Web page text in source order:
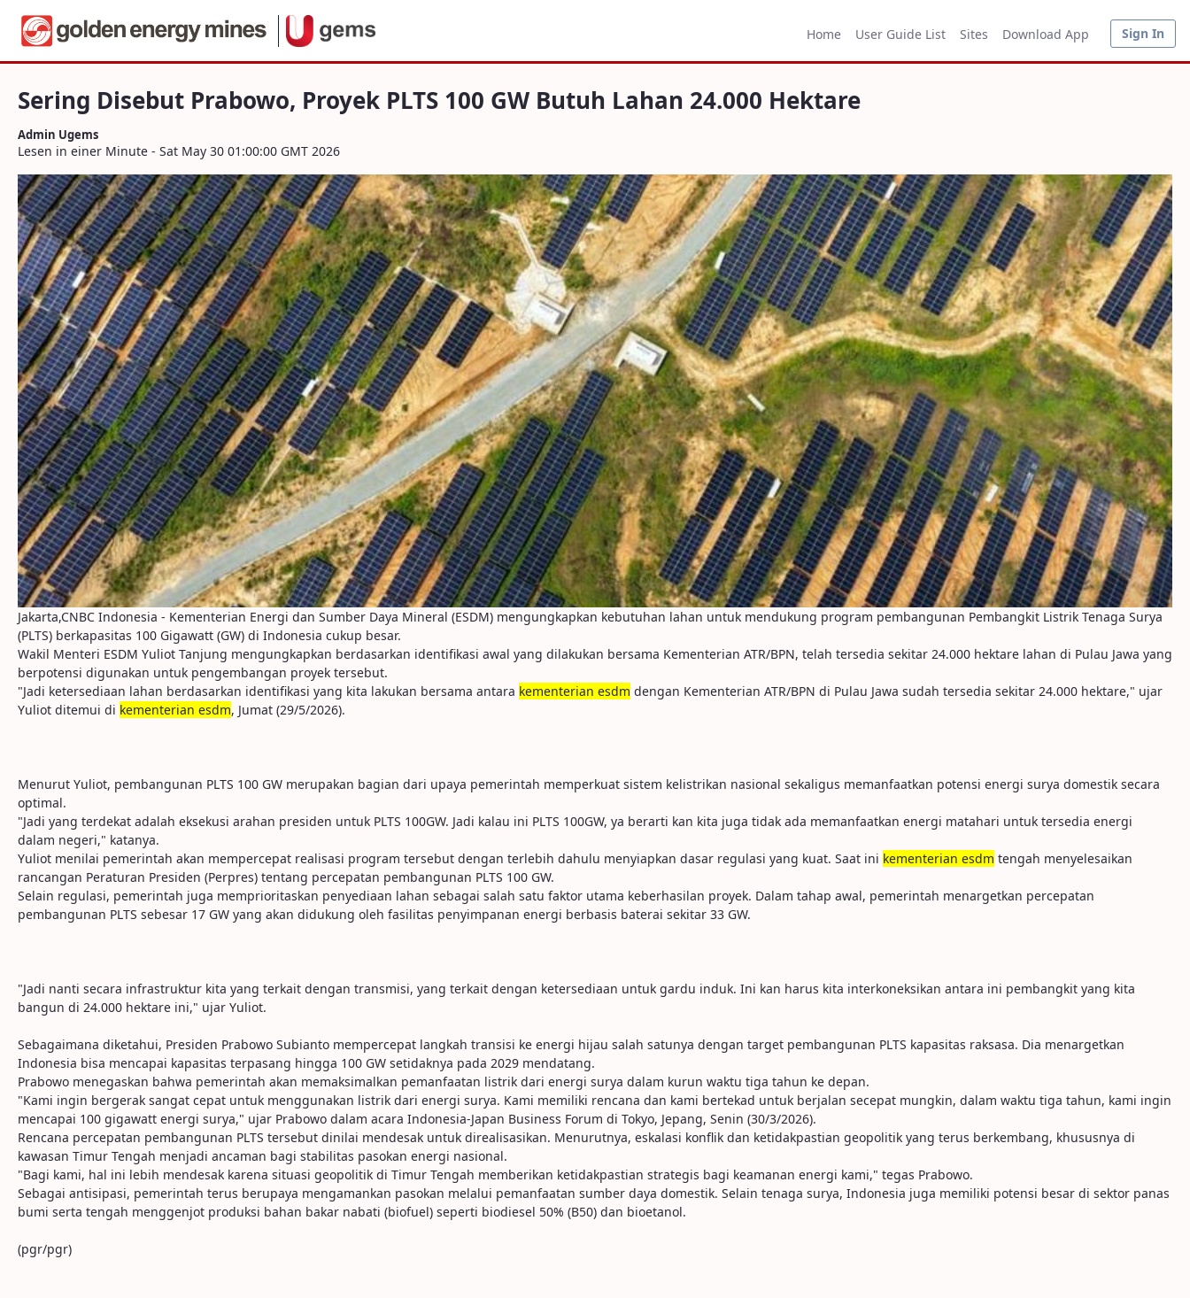
Navigation
Zum Inhalt springen
Sering Disebut Prabowo, Proyek PLTS 100 GW Butuh Lahan 24.000 Hektare
Home User Guide List Sites Download App Sign In
Sering Disebut Prabowo, Proyek PLTS 100 GW Butuh Lahan 24.000 Hektare
Admin Ugems
Lesen in einer Minute - Sat May 30 01:00:00 GMT 2026
Jakarta,CNBC Indonesia - Kementerian Energi dan Sumber Daya Mineral (ESDM) mengungkapkan kebutuhan lahan untuk mendukung program pembangunan Pembangkit Listrik Tenaga Surya
(PLTS) berkapasitas 100 Gigawatt (GW) di Indonesia cukup besar.
Wakil Menteri ESDM Yuliot Tanjung mengungkapkan berdasarkan identifikasi awal yang dilakukan bersama Kementerian ATR/BPN, telah tersedia sekitar 24.000 hektare lahan di Pulau Jawa yang
berpotensi digunakan untuk pengembangan proyek tersebut.
"Jadi ketersediaan lahan berdasarkan identifikasi yang kita lakukan bersama antara kementerian esdm dengan Kementerian ATR/BPN di Pulau Jawa sudah tersedia sekitar 24.000 hektare," ujar
Yuliot ditemui di kementerian esdm, Jumat (29/5/2026).
Menurut Yuliot, pembangunan PLTS 100 GW merupakan bagian dari upaya pemerintah memperkuat sistem kelistrikan nasional sekaligus memanfaatkan potensi energi surya domestik secara
optimal.
"Jadi yang terdekat adalah eksekusi arahan presiden untuk PLTS 100GW. Jadi kalau ini PLTS 100GW, ya berarti kan kita juga tidak ada memanfaatkan energi matahari untuk tersedia energi
dalam negeri," katanya.
Yuliot menilai pemerintah akan mempercepat realisasi program tersebut dengan terlebih dahulu menyiapkan dasar regulasi yang kuat. Saat ini kementerian esdm tengah menyelesaikan
rancangan Peraturan Presiden (Perpres) tentang percepatan pembangunan PLTS 100 GW.
Selain regulasi, pemerintah juga memprioritaskan penyediaan lahan sebagai salah satu faktor utama keberhasilan proyek. Dalam tahap awal, pemerintah menargetkan percepatan
pembangunan PLTS sebesar 17 GW yang akan didukung oleh fasilitas penyimpanan energi berbasis baterai sekitar 33 GW.
"Jadi nanti secara infrastruktur kita yang terkait dengan transmisi, yang terkait dengan ketersediaan untuk gardu induk. Ini kan harus kita interkoneksikan antara ini pembangkit yang kita
bangun di 24.000 hektare ini," ujar Yuliot.
Sebagaimana diketahui, Presiden Prabowo Subianto mempercepat langkah transisi ke energi hijau salah satunya dengan target pembangunan PLTS kapasitas raksasa. Dia menargetkan
Indonesia bisa mencapai kapasitas terpasang hingga 100 GW setidaknya pada 2029 mendatang.
Prabowo menegaskan bahwa pemerintah akan memaksimalkan pemanfaatan listrik dari energi surya dalam kurun waktu tiga tahun ke depan.
"Kami ingin bergerak sangat cepat untuk menggunakan listrik dari energi surya. Kami memiliki rencana dan kami bertekad untuk berjalan secepat mungkin, dalam waktu tiga tahun, kami ingin
mencapai 100 gigawatt energi surya," ujar Prabowo dalam acara Indonesia-Japan Business Forum di Tokyo, Jepang, Senin (30/3/2026).
Rencana percepatan pembangunan PLTS tersebut dinilai mendesak untuk direalisasikan. Menurutnya, eskalasi konflik dan ketidakpastian geopolitik yang terus berkembang, khususnya di
kawasan Timur Tengah menjadi ancaman bagi stabilitas pasokan energi nasional.
"Bagi kami, hal ini lebih mendesak karena situasi geopolitik di Timur Tengah memberikan ketidakpastian strategis bagi keamanan energi kami," tegas Prabowo.
Sebagai antisipasi, pemerintah terus berupaya mengamankan pasokan melalui pemanfaatan sumber daya domestik. Selain tenaga surya, Indonesia juga memiliki potensi besar di sektor panas
bumi serta tengah menggenjot produksi bahan bakar nabati (biofuel) seperti biodiesel 50% (B50) dan bioetanol.
(pgr/pgr)